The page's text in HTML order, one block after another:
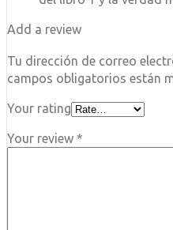
Add a review
Tu dirección de correo
campos obligatorios están
Your rating
Your review *